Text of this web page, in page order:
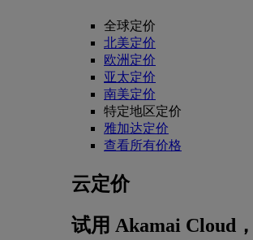
全球定价
北美定价
欧洲定价
亚太定价
南美定价
特定地区定价
雅加达定价
查看所有价格
云定价
试用 Akamai Cloud